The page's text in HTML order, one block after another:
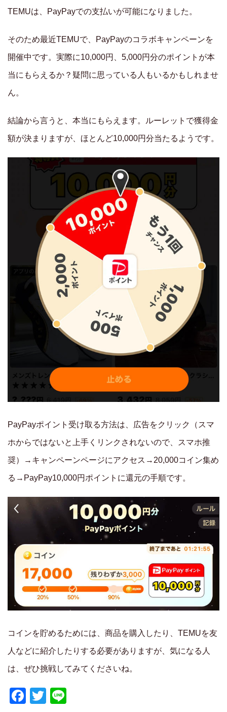
TEMUは、PayPayでの支払いが可能になりました。
そのため最近TEMUで、PayPayのコラボキャンペーンを
開催中です。実際に10,000円、5,000円分のポイントが本
当にもらえるか？疑問に思っている人もいるかもしれませ
ん。
結論から言うと、本当にもらえます。ルーレットで獲得金
額が決まりますが、ほとんど10,000円分当たるようです。
PayPayポイント受け取る方法は、広告をクリック（スマ
ホからではないと上手くリンクされないので、スマホ推
奨）→キャンペーンページにアクセス→20,000コイン集め
る→PayPay10,000円ポイントに還元の手順です。
コインを貯めるためには、商品を購入したり、TEMUを友
人などに紹介したりする必要がありますが、気になる人
は、ぜひ挑戦してみてくださいね。
Facebook
Twitter